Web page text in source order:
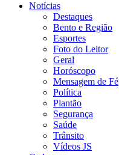
Notícias
Destaques
Bento e Região
Esportes
Foto do Leitor
Geral
Horóscopo
Mensagem de Fé
Política
Plantão
Segurança
Saúde
Trânsito
Vídeos JS